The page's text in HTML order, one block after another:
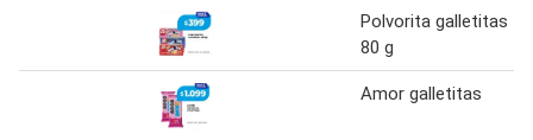
Polvorita galletitas
80 g
Amor galletitas